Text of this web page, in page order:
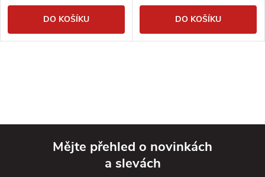
DO KOŠÍKU DO KOŠÍKU
Mějte přehled o novinkách
a slevách